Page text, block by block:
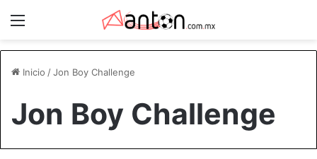
Inicio /Jon Boy Challenge
Jon Boy Challenge